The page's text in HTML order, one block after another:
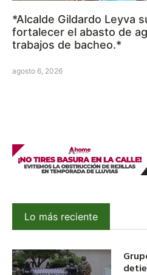
*Alcalde Gildardo Leyva
fortalecer el abasto de
trabajos de bacheo.*
agosto 6, 2026
Lo más reciente